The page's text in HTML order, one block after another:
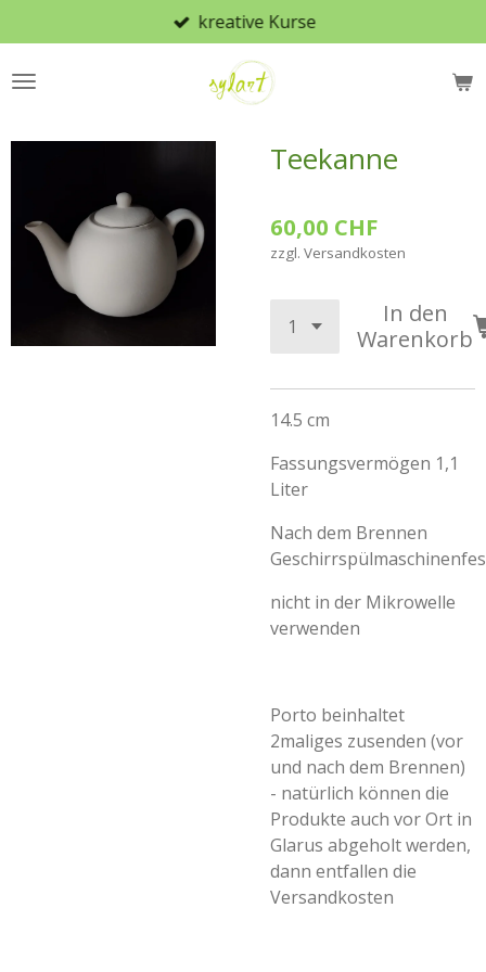
Hauptinhalt
springen
kreative Kurse
Teekanne
60,00 CHF
zzgl. Versandkosten
In den
Warenkorb
14.5 cm
Fassungsvermögen 1,1
Liter
Nach dem Brennen
nicht in der Mikrowelle
verwenden
Porto beinhaltet
2maliges zusenden (vor
und nach dem Brennen)
- natürlich können die
Produkte auch vor Ort in
Glarus abgeholt werden,
dann entfallen die
Versandkosten